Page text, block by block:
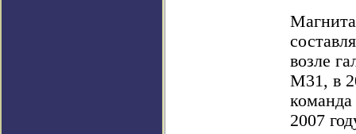
возле
M31, в
2007